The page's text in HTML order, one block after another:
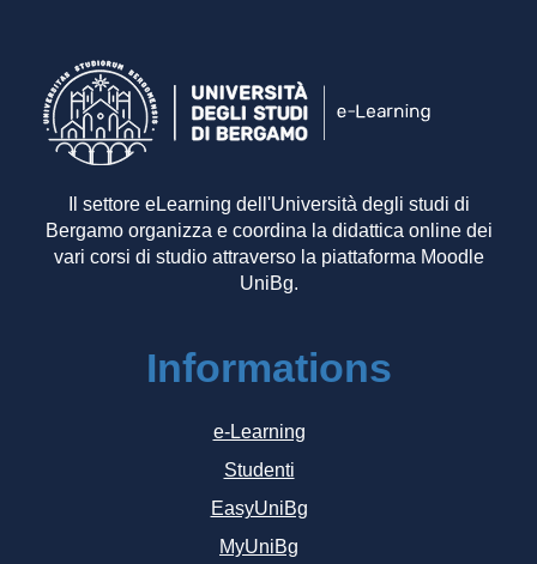
Il settore eLearning dell'Università degli studi di
Bergamo organizza e coordina la didattica online dei
vari corsi di studio attraverso la piattaforma Moodle
UniBg.
Informations
e-Learning
Studenti
EasyUniBg
MyUniBg